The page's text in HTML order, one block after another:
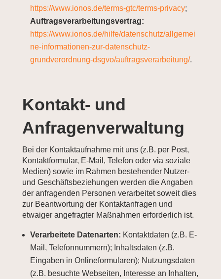
https://www.ionos.de/terms-gtc/terms-privacy;
Auftragsverarbeitungsvertrag:
https://www.ionos.de/hilfe/datenschutz/allgemei
ne-informationen-zur-datenschutz-
grundverordnung-dsgvo/auftragsverarbeitung/.
Kontakt- und
Anfragenverwaltung
Bei der Kontaktaufnahme mit uns (z.B. per Post,
Kontaktformular, E-Mail, Telefon oder via soziale
Medien) sowie im Rahmen bestehender Nutzer-
und Geschäftsbeziehungen werden die Angaben
der anfragenden Personen verarbeitet soweit dies
zur Beantwortung der Kontaktanfragen und
etwaiger angefragter Maßnahmen erforderlich ist.
Verarbeitete Datenarten: Kontaktdaten (z.B. E-
Mail, Telefonnummern); Inhaltsdaten (z.B.
Eingaben in Onlineformularen); Nutzungsdaten
(z.B. besuchte Webseiten, Interesse an Inhalten,